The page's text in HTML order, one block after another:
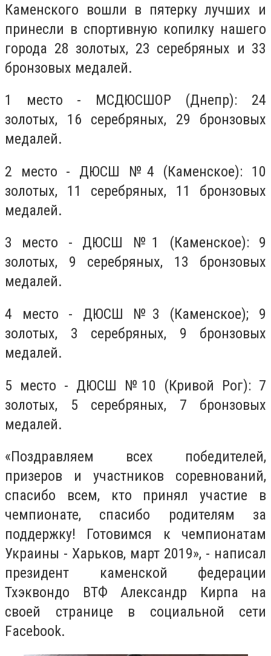
Каменского вошли в пятерку лучших и
принесли в спортивную копилку нашего
города 28 золотых, 23 серебряных и 33
бронзовых медалей.
1 место - МСДЮСШОР (Днепр): 24
золотых, 16 серебряных, 29 бронзовых
медалей.
2 место - ДЮСШ №4 (Каменское): 10
золотых, 11 серебряных, 11 бронзовых
медалей.
3 место - ДЮСШ №1 (Каменское): 9
золотых, 9 серебряных, 13 бронзовых
медалей.
4 место - ДЮСШ №3 (Каменское); 9
золотых, 3 серебряных, 9 бронзовых
медалей.
5 место - ДЮСШ №10 (Кривой Рог): 7
золотых, 5 серебряных, 7 бронзовых
медалей.
«Поздравляем всех победителей,
призеров и участников соревнований,
спасибо всем, кто принял участие в
чемпионате, спасибо родителям за
поддержку! Готовимся к чемпионатам
Украины - Харьков, март 2019», - написал
президент каменской федерации
Тхэквондо ВТФ Александр Кирпа на
своей странице в социальной сети
Facebook.